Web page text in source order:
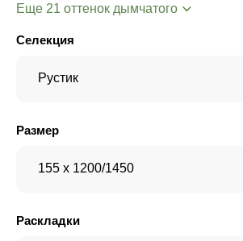
Еще 21 оттенок дымчатого
Селекция
Рустик
Размер
155 x 1200/1450
Раскладки